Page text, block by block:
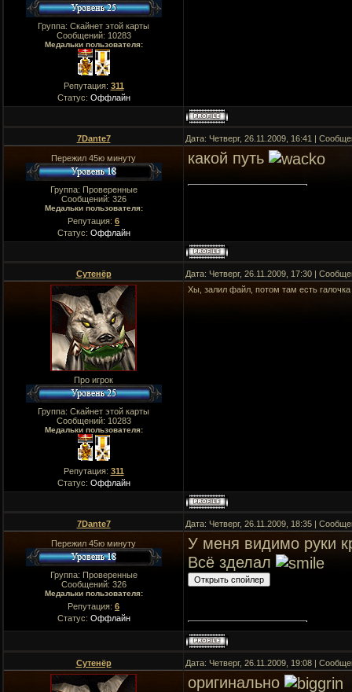
Группа: Скайнет этой карты
Сообщений: 10283
Медальки пользователя:
Репутация: 311
Статус: Оффлайн
7Dante7 Дата: Четверг, 26.11.2009, 16:41 |
Пережил 45ю минуту
Группа: Проверенные
Сообщений: 326
Медальки пользователя:
Репутация: 6
Статус: Оффлайн
какой путь
Сутенёр Дата: Четверг, 26.11.2009, 17:30 |
Про игрок
Группа: Скайнет этой карты
Сообщений: 10283
Медальки пользователя:
Репутация: 311
Статус: Оффлайн
Хы, залил файл, потом там есть
7Dante7 Дата: Четверг, 26.11.2009, 18:35 |
Пережил 45ю минуту
Группа: Проверенные
Сообщений: 326
Медальки пользователя:
Репутация: 6
Статус: Оффлайн
У меня видимо руки
Всё зделал
Сутенёр Дата: Четверг, 26.11.2009, 19:08 |
оригинально